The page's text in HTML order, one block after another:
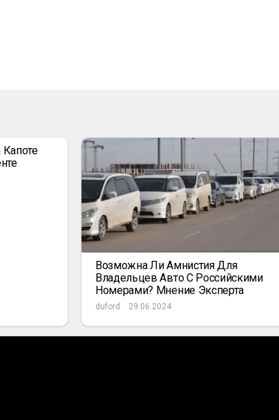
Капоте
Возможна Ли Амнистия Для
Владельцев Авто С Российскими
Номерами? Мнение Эксперта
duford 29.06.2024